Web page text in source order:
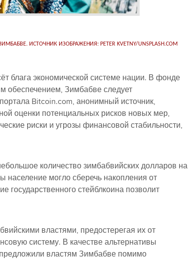
ИСТОЧНИК ИЗОБРАЖЕНИЯ: PETER KVETNY/UNSPLASH.COM
блага экономической системе нации. В фонде
обеспечением, Зимбабве следует
Bitcoin.com, анонимный источник,
оценки потенциальных рисков новых мер,
риски и угрозы финансовой стабильности,
количество зимбабвийских долларов на
население могло сберечь накопления от
государственного стейблкоина позволит
властями, предостерегая их от
систему. В качестве альтернативы
властям Зимбабве помимо